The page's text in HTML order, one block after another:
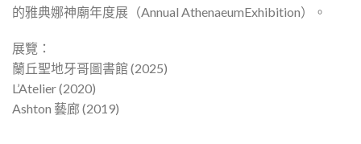
的雅典娜神廟年度展（Annual AthenaeumExhibition）。
展覽：
蘭丘聖地牙哥圖書館 (2025)
L’Atelier (2020)
Ashton 藝廊 (2019)